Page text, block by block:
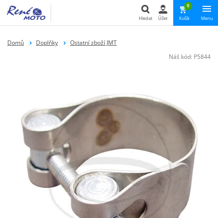
Hledat Účet
0
Košík Menu
Domů Doplňky
Ostatní zboží JMT
Náš kód: P5844